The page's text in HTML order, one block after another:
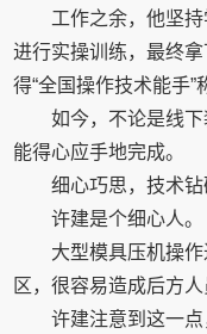
工作之余，他坚
进行实操训练，最终
得“全国操作技术能手”
如今，不论是线
能得心应手地完成。
细心巧思，技术
许建是个细心人。
大型模具压机操
区，很容易造成后方人
许建注意到这一点